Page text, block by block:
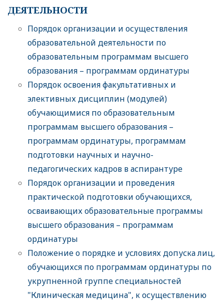
ДЕЯТЕЛЬНОСТИ
Порядок организации и осуществления
образовательной деятельности по
образовательным программам высшего
образования – программам ординатуры
Порядок освоения факультативных и
элективных дисциплин (модулей)
обучающимися по образовательным
программам высшего образования –
программам ординатуры, программам
подготовки научных и научно-
педагогических кадров в аспирантуре
Порядок организации и проведения
практической подготовки обучающихся,
осваивающих образовательные программы
высшего образования – программам
ординатуры
Положение о порядке и условиях допуска лиц,
обучающихся по программам ординатуры по
укрупненной группе специальностей
"Клиническая медицина", к осуществлению